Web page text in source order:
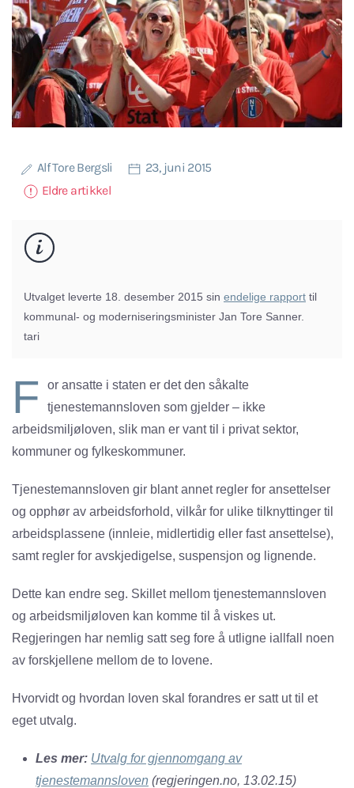
Alf Tore Bergsli
23, juni 2015
Eldre artikkel
Utvalget leverte 18. desember 2015 sin endelige rapport til
kommunal- og moderniseringsminister Jan Tore Sanner.
tari
F
or ansatte i staten er det den såkalte
tjenestemannsloven som gjelder – ikke
arbeidsmiljøloven, slik man er vant til i privat sektor,
kommuner og fylkeskommuner.
Tjenestemannsloven gir blant annet regler for ansettelser
og opphør av arbeidsforhold, vilkår for ulike tilknyttinger til
arbeidsplassene (innleie, midlertidig eller fast ansettelse),
samt regler for avskjedigelse, suspensjon og lignende.
Dette kan endre seg. Skillet mellom tjenestemannsloven
og arbeidsmiljøloven kan komme til å viskes ut.
Regjeringen har nemlig satt seg fore å utligne iallfall noen
av forskjellene mellom de to lovene.
Hvorvidt og hvordan loven skal forandres er satt ut til et
eget utvalg.
Les mer: Utvalg for gjennomgang av
tjenestemannsloven (regjeringen.no, 13.02.15)